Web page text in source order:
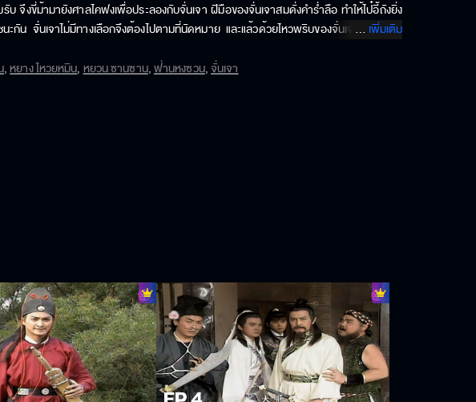
งขี่ม้ามายังศาลไคฟงเพื่อประลองกับจั่นเจา ฝีมือของจั่นเจาสมดั่งคำร่ำลือ ทำให้ไป๋อี้ถังยิ่ง
ะกัน จั่นเจาไม่มีทางเลือกจึงต้องไปตามที่นัดหมาย และแล้วด้วยไหวพริบของจั่นเจาก็สามารถ
... เพิ่มเติม
,หยาง ไหวยหมิน,หยวน ซานซาน,ฟ่านหงซวน,จั่นเจา